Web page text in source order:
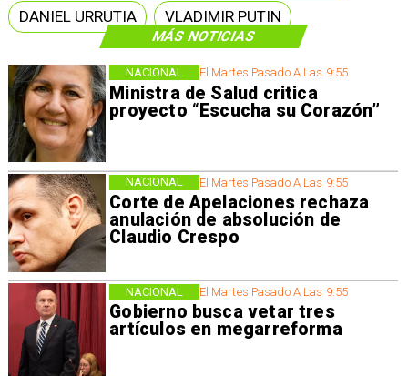
MÁS NOTICIAS
El Martes Pasado A Las 9:55
Ministra de Salud critica
proyecto “Escucha su Corazón”
NACIONAL
El Martes Pasado A Las 9:55
Corte de Apelaciones rechaza
anulación de absolución de
Claudio Crespo
NACIONAL
El Martes Pasado A Las 9:55
Gobierno busca vetar tres
artículos en megarreforma
NACIONAL
DANIEL URRUTIA
VLADIMIR PUTIN